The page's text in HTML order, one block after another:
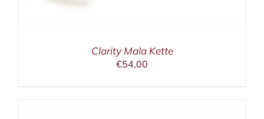
Clarity Mala Kette
€54,00